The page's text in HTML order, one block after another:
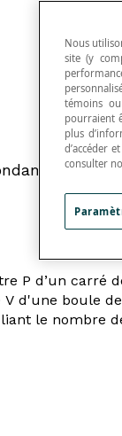
P d’un carré
V d'une boule
le nombre
Nous
site (y
témoins
pourraient
plus
d’accéder
consulter